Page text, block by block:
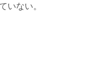
いない。